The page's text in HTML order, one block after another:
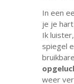
In een
je je
Ik
spiegel
weer